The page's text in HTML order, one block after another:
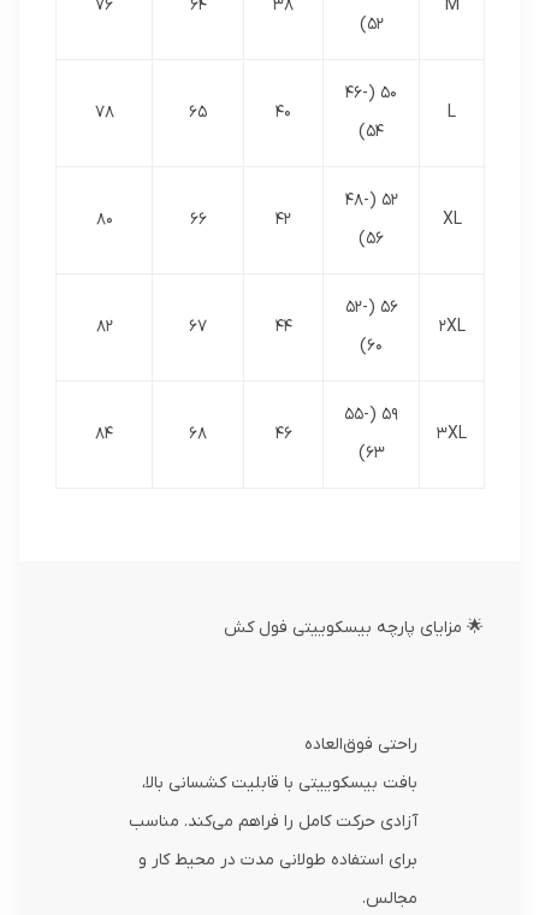
M
52)
38
64
76
L
50 (46-
54)
40
65
78
XL
52 (48-
56)
42
66
80
2XL
56 (52-
60)
44
67
82
3XL
59 (55-
63)
46
68
84
🌟 مزایای پارچه بیسکوییتی فول کش
راحتی فوق‌العاده
بافت بیسکوییتی با قابلیت کشسانی بالا،
آزادی حرکت کامل را فراهم می‌کند. مناسب
برای استفاده طولانی مدت در محیط کار و
مجالس.